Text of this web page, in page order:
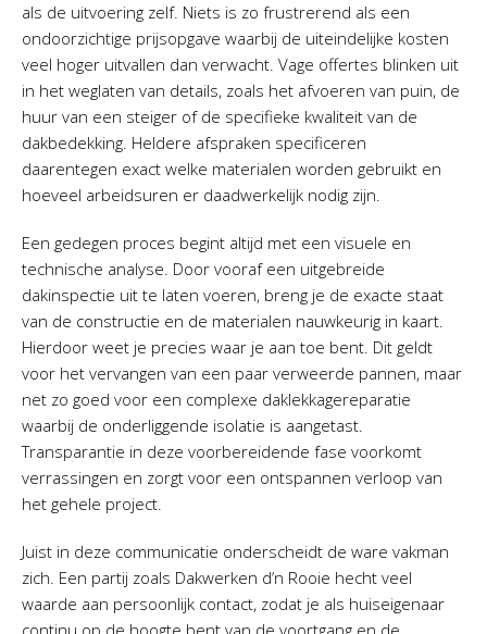
als de uitvoering zelf. Niets is zo frustrerend als een
ondoorzichtige prijsopgave waarbij de uiteindelijke kosten
veel hoger uitvallen dan verwacht. Vage offertes blinken uit
in het weglaten van details, zoals het afvoeren van puin, de
huur van een steiger of de specifieke kwaliteit van de
dakbedekking. Heldere afspraken specificeren
daarentegen exact welke materialen worden gebruikt en
hoeveel arbeidsuren er daadwerkelijk nodig zijn.
Een gedegen proces begint altijd met een visuele en
technische analyse. Door vooraf een uitgebreide
dakinspectie uit te laten voeren, breng je de exacte staat
van de constructie en de materialen nauwkeurig in kaart.
Hierdoor weet je precies waar je aan toe bent. Dit geldt
voor het vervangen van een paar verweerde pannen, maar
net zo goed voor een complexe daklekkagereparatie
waarbij de onderliggende isolatie is aangetast.
Transparantie in deze voorbereidende fase voorkomt
verrassingen en zorgt voor een ontspannen verloop van
het gehele project.
Juist in deze communicatie onderscheidt de ware vakman
zich. Een partij zoals Dakwerken d’n Rooie hecht veel
waarde aan persoonlijk contact, zodat je als huiseigenaar
continu op de hoogte bent van de voortgang en de